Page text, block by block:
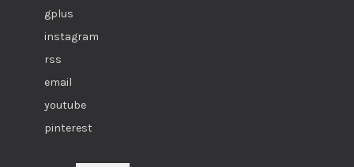
gplus
instagram
rss
email
youtube
pinterest